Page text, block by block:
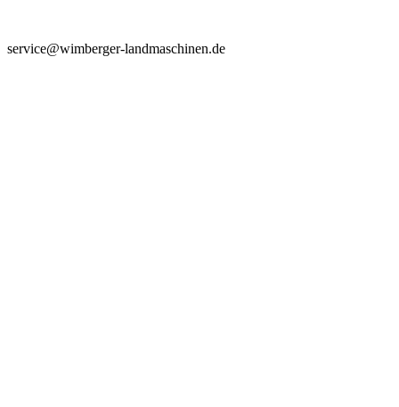
service@wimberger-landmaschinen.de